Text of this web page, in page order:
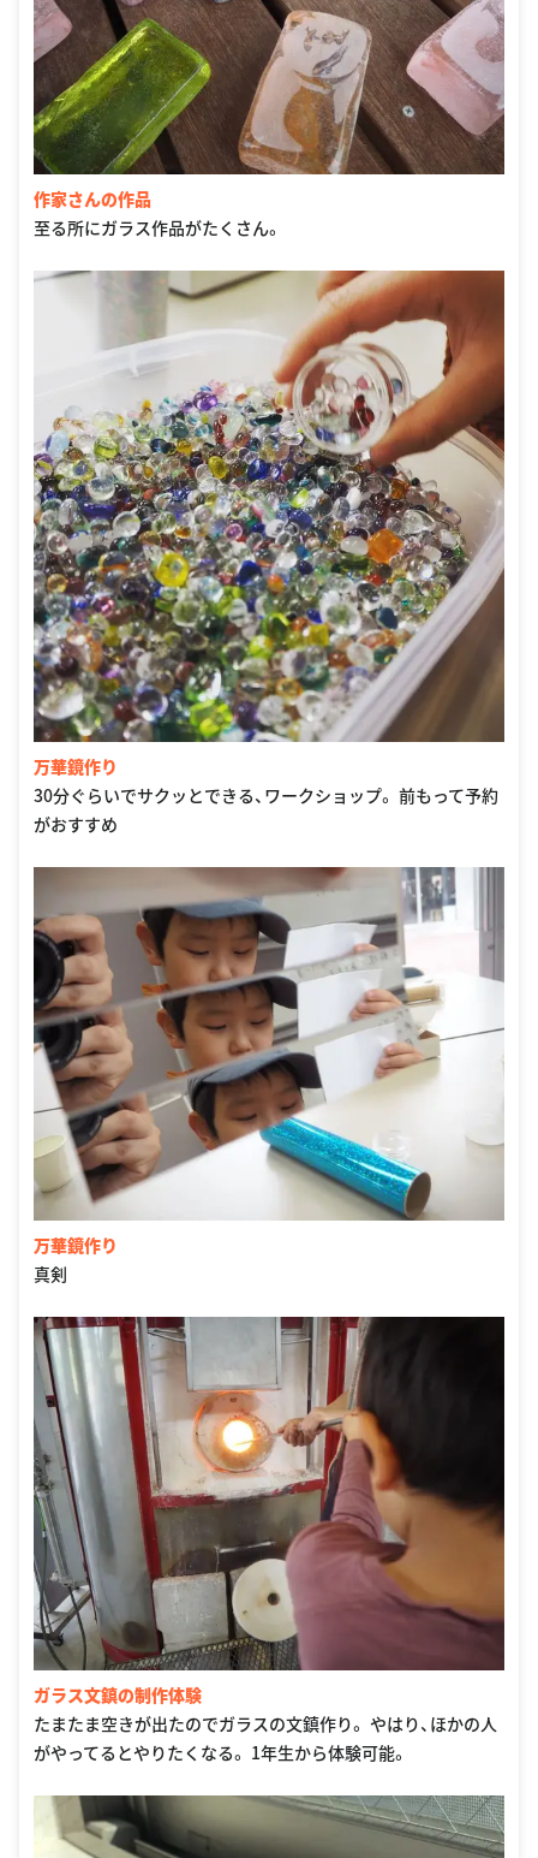
作家さんの作品
至る所にガラス作品がたくさん。
万華鏡作り
30分ぐらいでサクッとできる、ワークショップ。 前もって予約
がおすすめ
万華鏡作り
真剣
ガラス文鎮の制作体験
たまたま空きが出たのでガラスの文鎮作り。 やはり、ほかの人
がやってるとやりたくなる。 1年生から体験可能。